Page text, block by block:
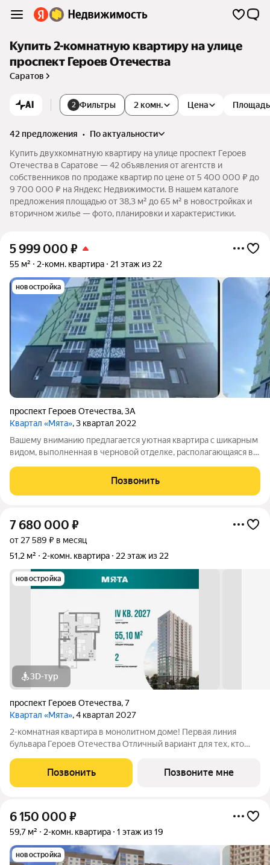
Купить 2-комнатную квартиру на улице
проспект Героев Отечества
Саратов
AI 2 Фильтры 2 комн. Цена Площадь
42 предложения •
по актуальности
Купить двухкомнатную квартиру на улице проспект Героев
Отечества в Саратове — 42 объявления от агентств и
собственников по продаже квартир по цене от 5 400 000 ₽ до
9 700 000 ₽ на Яндекс Недвижимости. В нашем каталоге
предложения площадью от 38,3 м² до 65 м² в новостройках и
вторичном жилье — фото, планировки и характеристики.
5 999 000 ₽
55 м² 2-комн. квартира 21 этаж из 22
новостройка
проспект Героев Отечества,3А
Квартал «Мята», 3 квартал 2022
Вашему вниманию предлагается уютная квартира с шикарным
видом, выполненная в черновой отделке, располагающаяся в
велосипедная на первом этаже, два грузовых лифта,
консьерж, следящий за порядком.
Позвонить
7 680 000 ₽
от 27 589 ₽ в месяц
51,2 м²
2-комн. квартира 22 этаж из 22
новостройка
3D-тур
проспект Героев Отечества,7
Квартал «Мята», 4 квартал 2027
2-комнатная квартира в монолитном доме! Первая линия
бульвара Героев Отечества Отличный вариант для тех, кто
просторной гостиной 16,5 м2 идеально зонируется на рабочую
и зону для отдыха, а
Позвонить Позвоните мне
6 150 000 ₽
59,7 м² 2-комн. квартира 1 этаж из 19
новостройка